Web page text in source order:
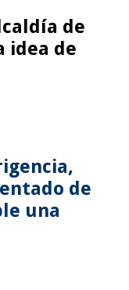
de
idea de
de
una